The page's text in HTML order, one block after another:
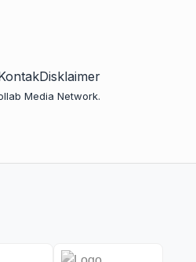
Disklaimer
Media Network.